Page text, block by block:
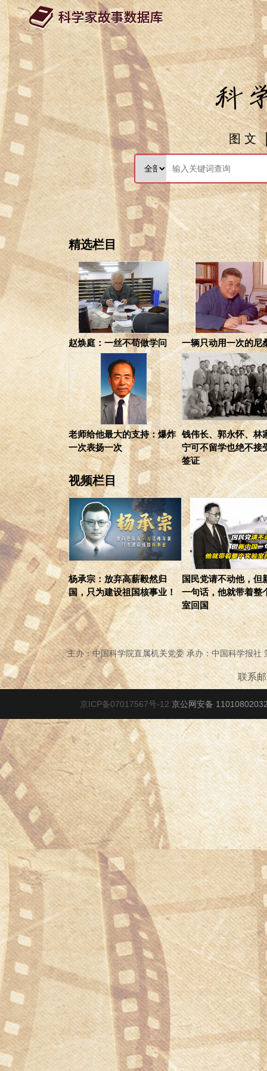
图 文
精选栏目
赵焕庭：一丝不苟做学问 一辆只动用一次的尼
老师给他最大的支持：爆炸
一次表扬一次
钱伟长、郭永怀、林
宁可不留学也绝不接
签证
视频栏目
杨承宗：放弃高薪毅然归
国，只为建设祖国核事业！
国民党请不动他，但
一句话，他就带着整
室回国
主办：中国科学院直属机关党委 承办：中国科学报
联系
京ICP备07017567号-12 京公网安备